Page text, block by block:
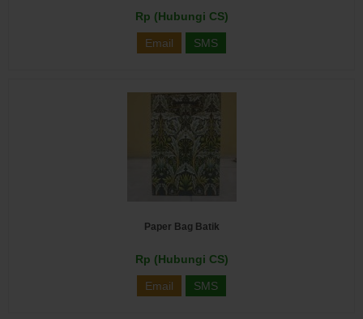
Rp (Hubungi CS)
Email SMS
Paper Bag Batik
Rp (Hubungi CS)
Email SMS